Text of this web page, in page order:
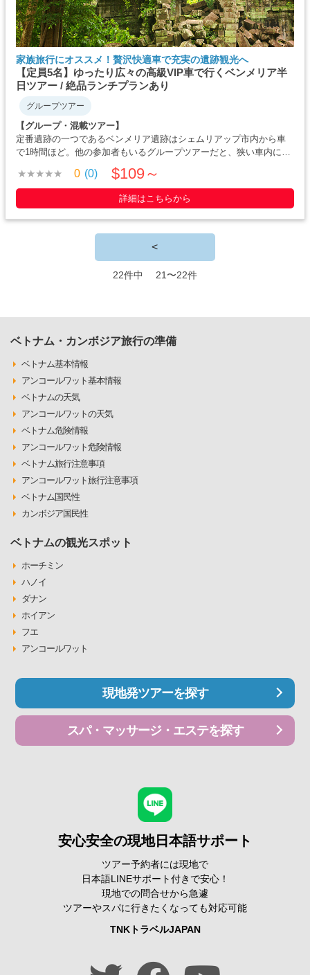
家族旅行にオススメ！贅沢快適車で充実の遺跡観光へ
【定員5名】ゆったり広々の高級VIP車で行くベンメリア半
日ツアー / 絶品ランチプランあり
グループツアー
【グループ・混載ツアー】
定番遺跡の一つであるベンメリア遺跡はシェムリアップ市内から車
で1時間ほど。他の参加者もいるグループツアーだと、狭い車内に大
人数がぎゅうぎゅうなんてことも…。このツアーは快適にツアーを
楽しんでいただけるよう定員6名と決まっています。車は12人乗りバ
ンを改造し7席にしているので車内は広々と快適です・・・
0 (0) $109～
詳細はこちらから
<
22件中 21〜22件
ベトナム・カンボジア旅行の準備
ベトナム基本情報
アンコールワット基本情報
ベトナムの天気
アンコールワットの天気
ベトナム危険情報
アンコールワット危険情報
ベトナム旅行注意事項
アンコールワット旅行注意事項
ベトナム国民性
カンボジア国民性
ベトナムの観光スポット
ホーチミン
ハノイ
ダナン
ホイアン
フエ
アンコールワット
現地発ツアーを探す
スパ・マッサージ・エステを探す
安心安全の現地日本語サポート
ツアー予約者には現地で
日本語LINEサポート付きで安心！
現地での問合せから急遽
ツアーやスパに行きたくなっても対応可能
TNKトラベルJAPAN